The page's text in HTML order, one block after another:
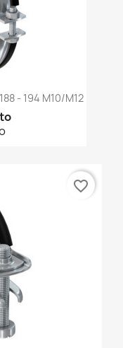
- 194 M10/M12
favorite_border